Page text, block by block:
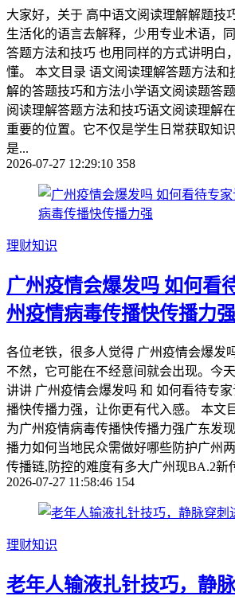
大家好，关于 高中语文阅读理解解题技
生活化的语言去解释，少用专业术语，
答题方法和技巧 也用同样的方式讲明白
懂。 本文目录 语文阅读理解答题方法和
解的答题技巧和方法小学语文阅读题答
阅读理解答题方法和技巧语文阅读理解
重要的位置。它不仅是学生日常获取知
是...
2026-07-27 12:29:10 358
理财知识
广州疫情会爆发吗 如何看
州疫情病毒传播快传播力强
各位老铁，很多人觉得 广州疫情会爆发
不然，它可能在不经意间就会出现。今
讲讲 广州疫情会爆发吗 和 如何看待专
播快传播力强，让你更有代入感。 本文
为广州疫情病毒传播快传播力强广东发
播力如何当地民众需做好哪些防护广州
传播链,防控的难度有多大广州现BA.2新
2026-07-27 11:58:46 154
理财知识
老年人输液扎针技巧，静